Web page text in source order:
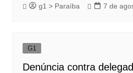
g1 > Paraíba 7 de
G1
Denúncia contra